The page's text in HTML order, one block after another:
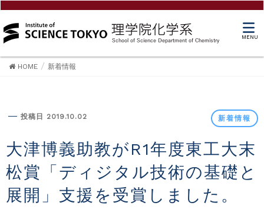
MENU
HOME 新着情報
投稿日 2019.10.02 新着情報
大津博義助教がR1年度東工大末
松賞「ディジタル技術の基礎と
展開」支援を受賞しました。